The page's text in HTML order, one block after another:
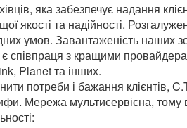
яка забезпечує надання
якості та надійності.
умов. Завантаженість наших
співпраця з кращими
Planet та інших.
потреби і бажання клієнтів,
Мережа мультисервісна,